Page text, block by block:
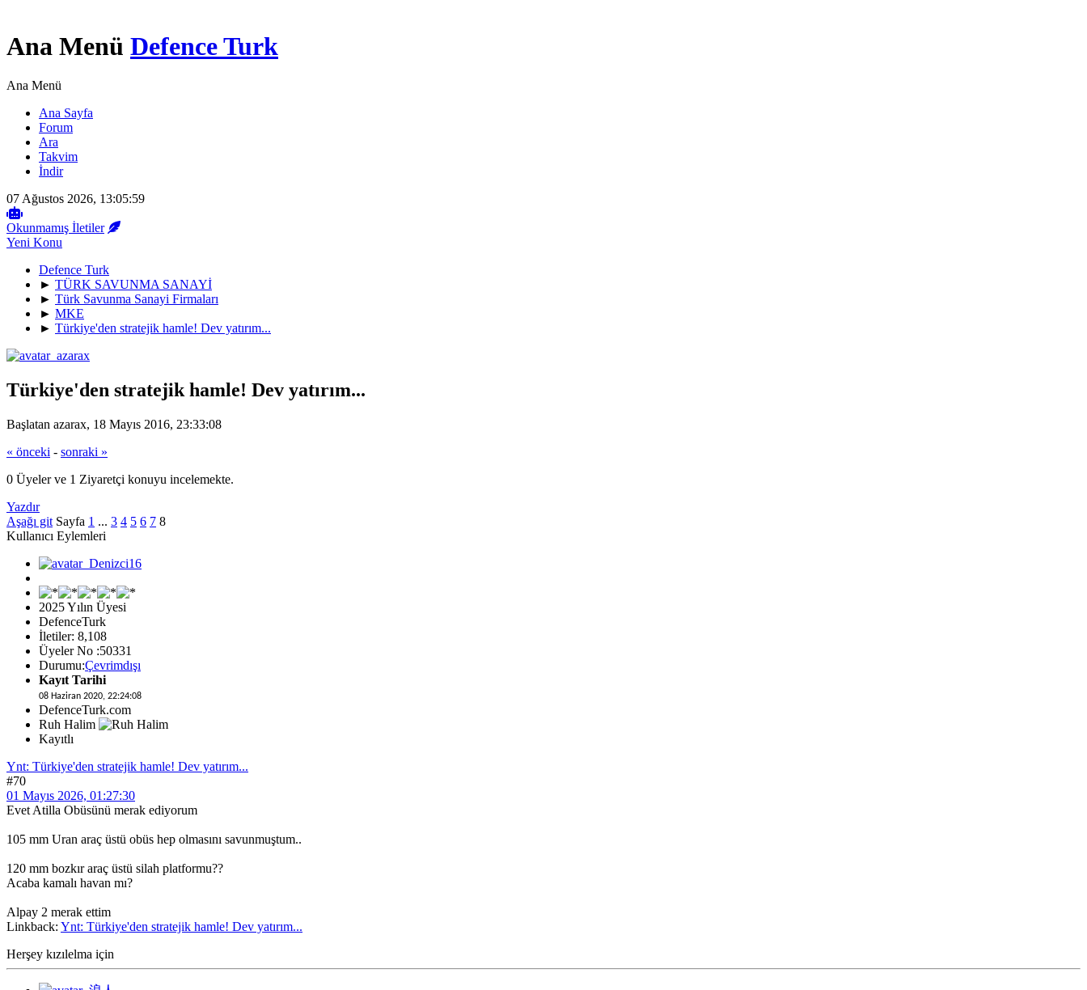
Ana Menü Defence Turk
Ana Menü
Ana Sayfa
Forum
Ara
Takvim
İndir
07 Ağustos 2026, 13:05:59
Okunmamış İletiler
Yeni Konu
Defence Turk
► TÜRK SAVUNMA SANAYİ
► Türk Savunma Sanayi Firmaları
► MKE
► Türkiye'den stratejik hamle! Dev yatırım...
Türkiye'den stratejik hamle! Dev yatırım...
Başlatan azarax, 18 Mayıs 2016, 23:33:08
« önceki - sonraki »
0 Üyeler ve 1 Ziyaretçi konuyu incelemekte.
Yazdır
Aşağı git Sayfa 1 ... 3 4 5 6 7 8
Kullanıcı Eylemleri
2025 Yılın Üyesi
DefenceTurk
İletiler: 8,108
Üyeler No :50331
Durumu:Çevrimdışı
Kayıt Tarihi
08 Haziran 2020, 22:24:08
DefenceTurk.com
Ruh Halim
Kayıtlı
Ynt: Türkiye'den stratejik hamle! Dev yatırım...
#70
01 Mayıs 2026, 01:27:30
Evet Atilla Obüsünü merak ediyorum
105 mm Uran araç üstü obüs hep olmasını savunmuştum..
120 mm bozkır araç üstü silah platformu??
Acaba kamalı havan mı?
Alpay 2 merak ettim
Linkback: Ynt: Türkiye'den stratejik hamle! Dev yatırım...
Herşey kızılelma için